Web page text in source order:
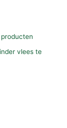
vlees te